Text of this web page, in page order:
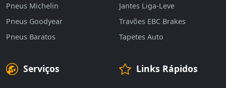
Pneus Michelin
Pneus Goodyear
Pneus Baratos
Jantes Liga-Leve
Travões EBC Brakes
Tapetes Auto
Serviços Links Rápidos